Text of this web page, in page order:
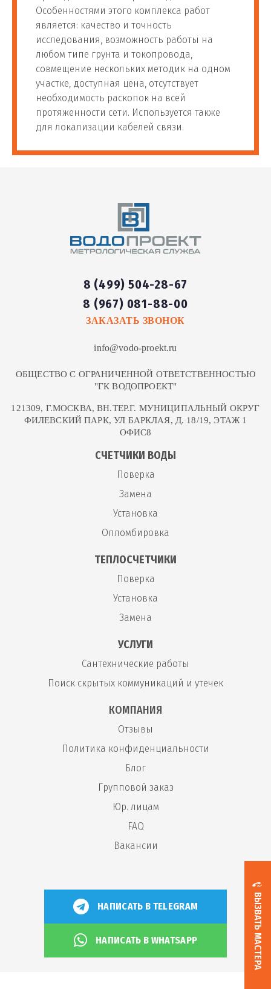
Особенностями этого комплекса работ
является: качество и точность
исследования, возможность работы на
любом типе грунта и токопровода,
совмещение нескольких методик на одном
участке, доступная цена, отсутствует
необходимость раскопок на всей
протяженности сети. Используется также
для локализации кабелей связи.
ВЫЗВАТЬ МАСТЕРА
8 (499) 504-28-67
8 (967) 081-88-00
ЗАКАЗАТЬ ЗВОНОК
info@vodo-proekt.ru
ОБЩЕСТВО С ОГРАНИЧЕННОЙ ОТВЕТСТВЕННОСТЬЮ
"ГК ВОДОПРОЕКТ"
121309, Г.МОСКВА, ВН.ТЕР.Г. МУНИЦИПАЛЬНЫЙ ОКРУГ
ФИЛЕВСКИЙ ПАРК, УЛ БАРКЛАЯ, Д. 18/19, ЭТАЖ 1
ОФИС8
СЧЕТЧИКИ ВОДЫ
Поверка
Замена
Установка
Опломбировка
ТЕПЛОСЧЕТЧИКИ
Поверка
Установка
Замена
УСЛУГИ
Сантехнические работы
Поиск скрытых коммуникаций и утечек
КОМПАНИЯ
Отзывы
Политика конфиденциальности
Блог
Групповой заказ
Юр. лицам
FAQ
Вакансии
НАПИСАТЬ В TELEGRAM
НАПИСАТЬ В WHATSAPP